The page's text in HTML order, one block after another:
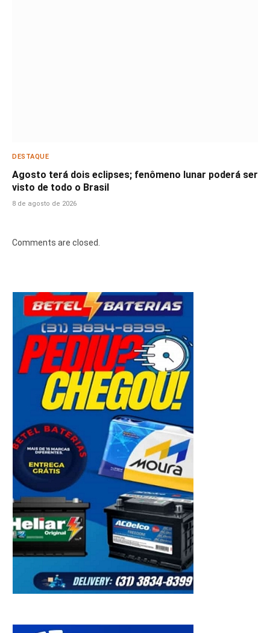
DESTAQUE
Agosto terá dois eclipses; fenômeno lunar poderá ser
visto de todo o Brasil
8 de agosto de 2026
Comments are closed.